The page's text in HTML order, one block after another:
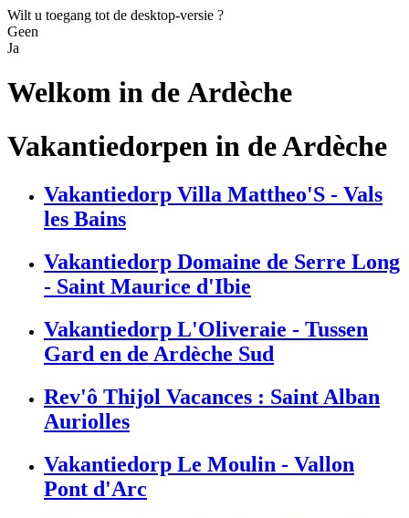
Wilt u toegang tot de desktop-versie ?
Geen
Ja
Welkom in de Ardèche
Vakantiedorpen in de Ardèche
Vakantiedorp Villa Mattheo'S - Vals
les Bains
Vakantiedorp Domaine de Serre Long
- Saint Maurice d'Ibie
Vakantiedorp L'Oliveraie - Tussen
Gard en de Ardèche Sud
Rev'ô Thijol Vacances : Saint Alban
Auriolles
Vakantiedorp Le Moulin - Vallon
Pont d'Arc